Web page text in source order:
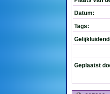
Datum:
Tags:
Geplaatst